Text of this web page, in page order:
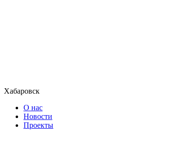
Хабаровск
О нас
Новости
Проекты